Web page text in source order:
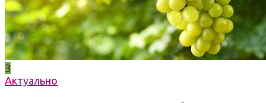
3
Актуально